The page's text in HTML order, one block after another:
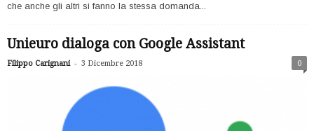
che anche gli altri si fanno la stessa domanda...
Unieuro dialoga con Google Assistant
Filippo Carignani - 3 Dicembre 2018 0